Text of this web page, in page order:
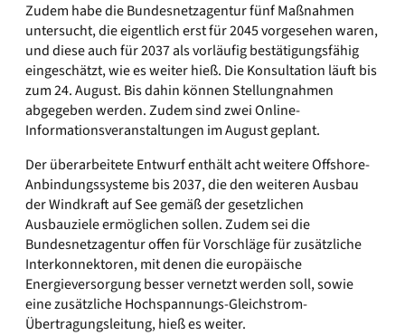
Zudem habe die Bundesnetzagentur fünf Maßnahmen
untersucht, die eigentlich erst für 2045 vorgesehen waren,
und diese auch für 2037 als vorläufig bestätigungsfähig
eingeschätzt, wie es weiter hieß. Die Konsultation läuft bis
zum 24. August. Bis dahin können Stellungnahmen
abgegeben werden. Zudem sind zwei Online-
Informationsveranstaltungen im August geplant.
Der überarbeitete Entwurf enthält acht weitere Offshore-
Anbindungssysteme bis 2037, die den weiteren Ausbau
der Windkraft auf See gemäß der gesetzlichen
Ausbauziele ermöglichen sollen. Zudem sei die
Bundesnetzagentur offen für Vorschläge für zusätzliche
Interkonnektoren, mit denen die europäische
Energieversorgung besser vernetzt werden soll, sowie
eine zusätzliche Hochspannungs-Gleichstrom-
Übertragungsleitung, hieß es weiter.